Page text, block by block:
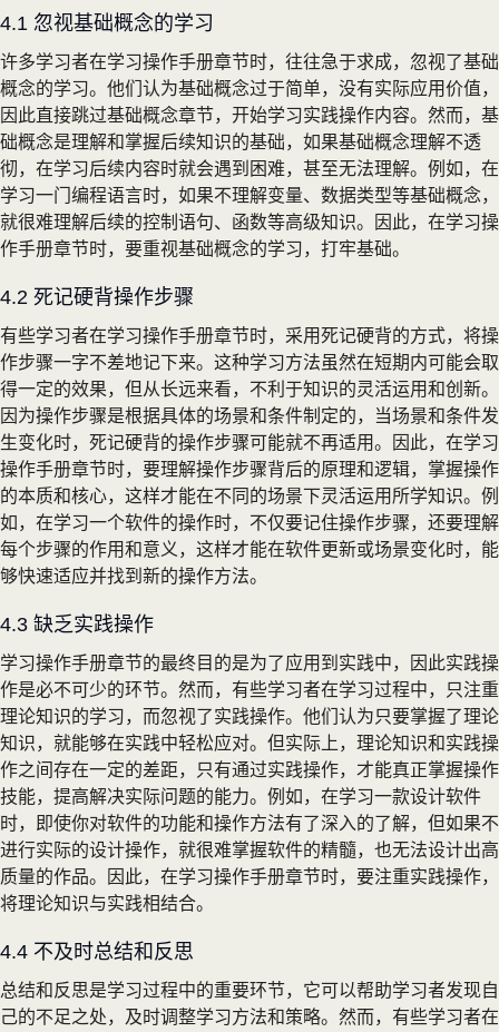
4.1 忽视基础概念的学习
许多学习者在学习操作手册章节时，往往急于求成，忽视了基础
概念的学习。他们认为基础概念过于简单，没有实际应用价值，
因此直接跳过基础概念章节，开始学习实践操作内容。然而，基
础概念是理解和掌握后续知识的基础，如果基础概念理解不透
彻，在学习后续内容时就会遇到困难，甚至无法理解。例如，在
学习一门编程语言时，如果不理解变量、数据类型等基础概念，
就很难理解后续的控制语句、函数等高级知识。因此，在学习操
作手册章节时，要重视基础概念的学习，打牢基础。
4.2 死记硬背操作步骤
有些学习者在学习操作手册章节时，采用死记硬背的方式，将操
作步骤一字不差地记下来。这种学习方法虽然在短期内可能会取
得一定的效果，但从长远来看，不利于知识的灵活运用和创新。
因为操作步骤是根据具体的场景和条件制定的，当场景和条件发
生变化时，死记硬背的操作步骤可能就不再适用。因此，在学习
操作手册章节时，要理解操作步骤背后的原理和逻辑，掌握操作
的本质和核心，这样才能在不同的场景下灵活运用所学知识。例
如，在学习一个软件的操作时，不仅要记住操作步骤，还要理解
每个步骤的作用和意义，这样才能在软件更新或场景变化时，能
够快速适应并找到新的操作方法。
4.3 缺乏实践操作
学习操作手册章节的最终目的是为了应用到实践中，因此实践操
作是必不可少的环节。然而，有些学习者在学习过程中，只注重
理论知识的学习，而忽视了实践操作。他们认为只要掌握了理论
知识，就能够在实践中轻松应对。但实际上，理论知识和实践操
作之间存在一定的差距，只有通过实践操作，才能真正掌握操作
技能，提高解决实际问题的能力。例如，在学习一款设计软件
时，即使你对软件的功能和操作方法有了深入的了解，但如果不
进行实际的设计操作，就很难掌握软件的精髓，也无法设计出高
质量的作品。因此，在学习操作手册章节时，要注重实践操作，
将理论知识与实践相结合。
4.4 不及时总结和反思
总结和反思是学习过程中的重要环节，它可以帮助学习者发现自
己的不足之处，及时调整学习方法和策略。然而，有些学习者在